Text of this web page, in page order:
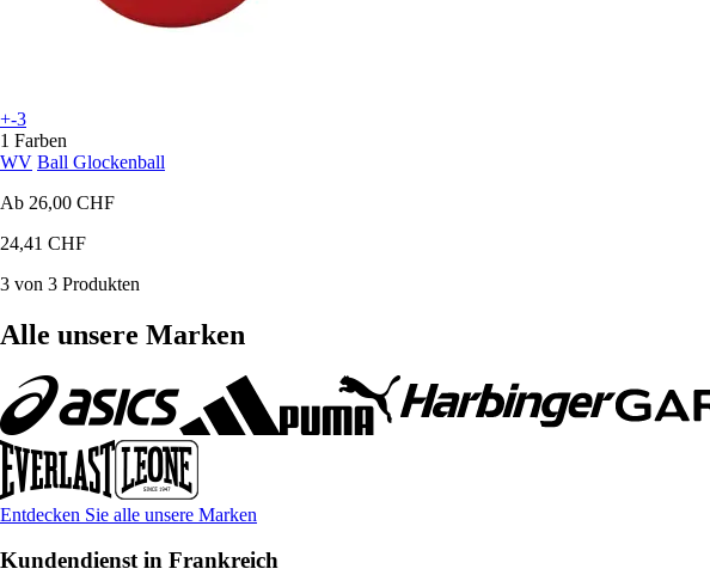
+-3
1 Farben
WV Ball Glockenball
Ab 26,00 CHF
24,41 CHF
3 von 3 Produkten
Alle unsere Marken
Entdecken Sie alle unsere Marken
Kundendienst in Frankreich